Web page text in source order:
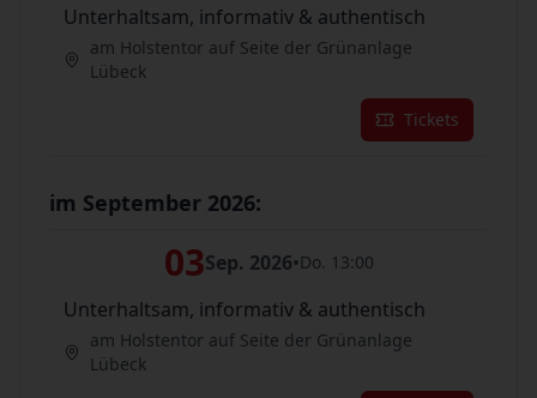
Unterhaltsam, informativ & authentisch
am Holstentor auf Seite der Grünanlage
Lübeck
Tickets
im September 2026:
03Sep. 2026•Do. 13:00
Unterhaltsam, informativ & authentisch
am Holstentor auf Seite der Grünanlage
Lübeck